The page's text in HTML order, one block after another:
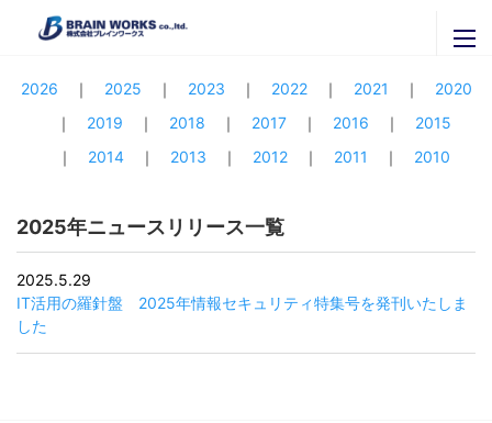
ブレインワークスの紹介
ブレインワークスを知る
代表者挨拶・プロフィール
官公庁・自治体のご担当者様へ
ニュースリリース
関連会社
株式会社ＩＴグローバルブレイン
株式会社ブレインナビオン
採用専用ページ
お問い合わせ
2026 2025 2023 2022 2021
2020
2019
2018 2017 2016
2015
2014
2013 2012 2011 2010
2025年ニュースリリース一覧
2025.5.29
IT活用の羅針盤 2025年情報セキュリティ特集号を発刊いたしま
した